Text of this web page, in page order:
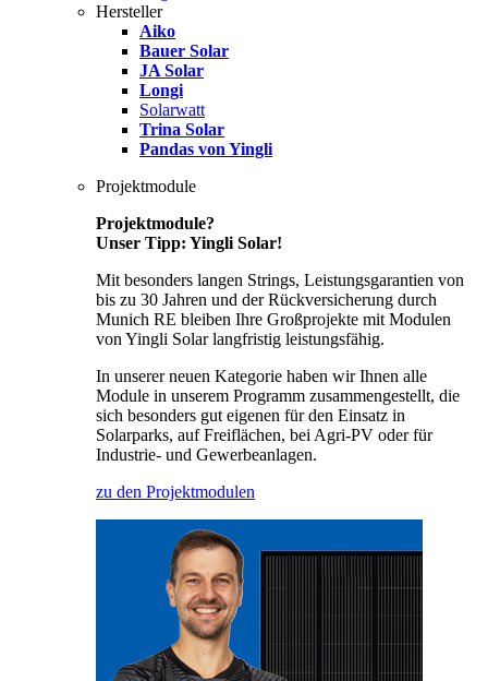
Hersteller
Aiko
Bauer Solar
JA Solar
Longi
Solarwatt
Trina Solar
Pandas von Yingli
Projektmodule
Projektmodule?
Unser Tipp: Yingli Solar!
Mit besonders langen Strings, Leistungsgarantien von
bis zu 30 Jahren und der Rückversicherung durch
Munich RE bleiben Ihre Großprojekte mit Modulen
von Yingli Solar langfristig leistungsfähig.
In unserer neuen Kategorie haben wir Ihnen alle
Module in unserem Programm zusammengestellt, die
sich besonders gut eigenen für den Einsatz in
Solarparks, auf Freiflächen, bei Agri-PV oder für
Industrie- und Gewerbeanlagen.
zu den Projektmodulen